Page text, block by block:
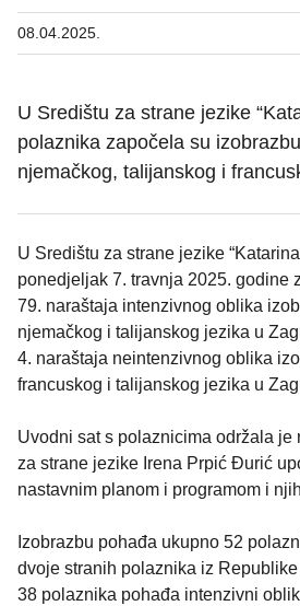
08.04.2025.
U Središtu za strane jezike
polaznika započela su
njemačkog, talijanskog i
U Središtu za strane jezike
ponedjeljak 7. travnja 2025. godine
79. naraštaja intenzivnog oblika
njemačkog i talijanskog jezika u
4. naraštaja neintenzivnog oblika
francuskog i talijanskog jezika u
Uvodni sat s polaznicima održala je
za strane jezike Irena Prpić Đurić
nastavnim planom i programom i
Izobrazbu pohađa ukupno 52
dvoje stranih polaznika iz
38 polaznika pohađa intenzivni